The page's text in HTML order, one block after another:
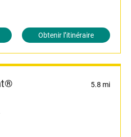
Obtenir l’itinéraire
5.8 mi